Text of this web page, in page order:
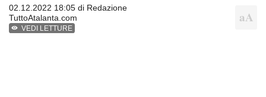
02.12.2022 18:05 di Redazione
TuttoAtalanta.com
VEDI LETTURE